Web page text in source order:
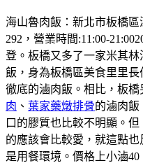
海山魯肉飯：新北市板橋區
292，營業時間:11:00-
登。板橋又多了一家米其
飯，身為板橋區美食里里
徹底的滷肉飯。相比，板橋
肉 、 葉家藥燉排骨的滷肉飯
口的膠質也比較不明顯。但
的應該會比較愛，就這點
是用餐環境。價格上小滷